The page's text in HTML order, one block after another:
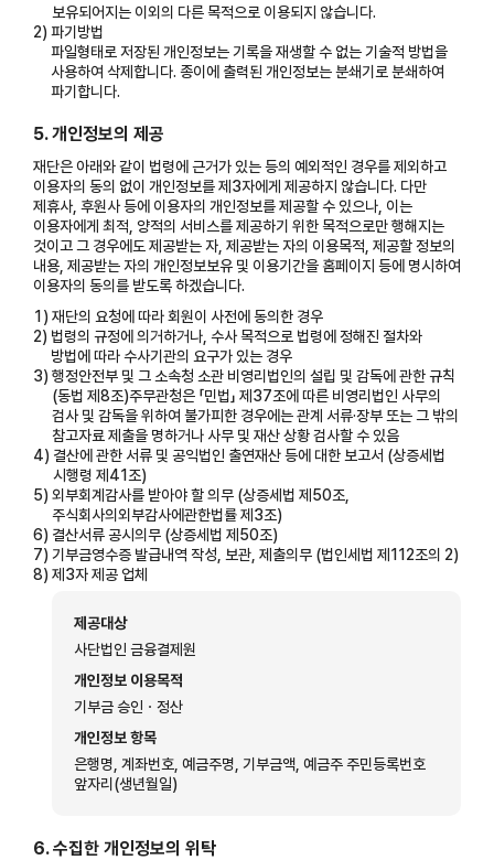
보유되어지는 이외의 다른 목적으로 이용되지 않습니다.
2) 파기방법
파일형태로 저장된 개인정보는 기록을 재생할 수 없는 기술적 방법을
사용하여 삭제합니다. 종이에 출력된 개인정보는 분쇄기로 분쇄하여
파기합니다.
5. 개인정보의 제공
재단은 아래와 같이 법령에 근거가 있는 등의 예외적인 경우를 제외하고
이용자의 동의 없이 개인정보를 제3자에게 제공하지 않습니다. 다만
제휴사, 후원사 등에 이용자의 개인정보를 제공할 수 있으나, 이는
이용자에게 최적, 양적의 서비스를 제공하기 위한 목적으로만 행해지는
것이고 그 경우에도 제공받는 자, 제공받는 자의 이용목적, 제공할 정보의
내용, 제공받는 자의 개인정보보유 및 이용기간을 홈페이지 등에 명시하여
이용자의 동의를 받도록 하겠습니다.
1) 재단의 요청에 따라 회원이 사전에 동의한 경우
2) 법령의 규정에 의거하거나, 수사 목적으로 법령에 정해진 절차와
방법에 따라 수사기관의 요구가 있는 경우
3) 행정안전부 및 그 소속청 소관 비영리법인의 설립 및 감독에 관한 규칙
(동법 제8조)주무관청은 「민법」 제37조에 따른 비영리법인 사무의
검사 및 감독을 위하여 불가피한 경우에는 관계 서류·장부 또는 그 밖의
참고자료 제출을 명하거나 사무 및 재산 상황 검사할 수 있음
4) 결산에 관한 서류 및 공익법인 출연재산 등에 대한 보고서 (상증세법
시행령 제41조)
5) 외부회계감사를 받아야 할 의무 (상증세법 제50조,
주식회사의외부감사에관한법률 제3조)
6) 결산서류 공시의무 (상증세법 제50조)
7) 기부금영수증 발급내역 작성, 보관, 제출의무 (법인세법 제112조의 2)
8) 제3자 제공 업체
제공대상
사단법인 금융결제원
개인정보 이용목적
기부금 승인ㆍ정산
개인정보 항목
은행명, 계좌번호, 예금주명, 기부금액, 예금주 주민등록번호
앞자리(생년월일)
6. 수집한 개인정보의 위탁